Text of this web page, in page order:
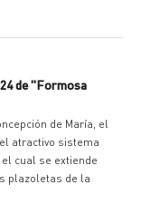
de "Formosa
de María, el
atractivo sistema
cual se extiende
plazoletas de la